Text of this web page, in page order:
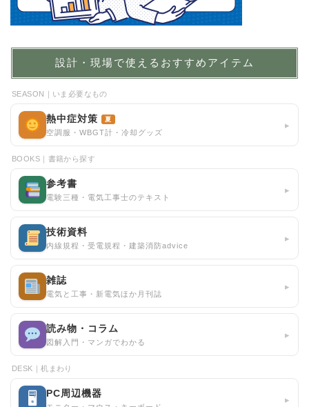
設計・現場で使えるおすすめアイテム
SEASON｜いま必要なもの
熱中症対策 夏
空調服・WBGT計・冷却グッズ
▸
BOOKS｜書籍から探す
参考書
電験三種・電気工事士のテキスト
▸
技術資料
内線規程・受電規程・建築消防advice
▸
雑誌
電気と工事・新電気ほか月刊誌
▸
読み物・コラム
図解入門・マンガでわかる
▸
DESK｜机まわり
🖥 PC周辺機器
▸